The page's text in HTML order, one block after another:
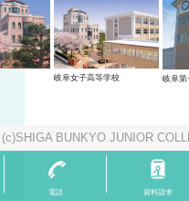
岐阜女子高等学校 岐阜第
(c)SHIGA BUNKYO JUNIOR
電話 資料請求